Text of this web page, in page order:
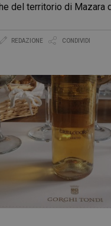
del territorio di Mazara
REDAZIONE CONDIVIDI